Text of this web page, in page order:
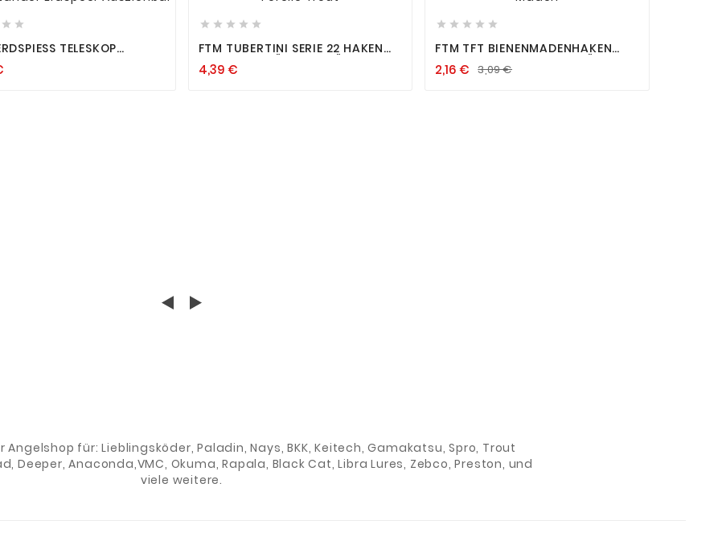
 
TELESKOP A
ERDSPEER A
    
FTM TUBERTINI SERIE 22 HAKEN
ROT ALLE GRÖSSEN GRÖSSEN FO
RELLENHAKEN FORELLE TROUT
4,39 €
    
FTM TFT BIENENMADENHAKEN
ORELLE MADEN
2,16 € 3,09 €
für: Lieblingsköder, Paladin, Nays, BKK, Keitech, Gamakatsu, Spro, Trout
Deeper, Anaconda,VMC, Okuma, Rapala, Black Cat, Libra Lures, Zebco, Preston, und
viele weitere.